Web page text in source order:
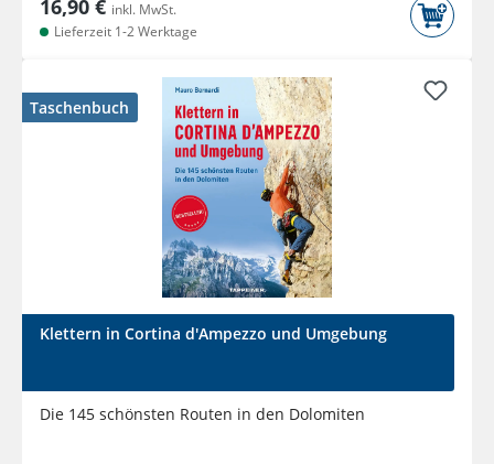
16,90 € inkl. MwSt.
Lieferzeit 1-2 Werktage
Taschenbuch
Klettern in Cortina d'Ampezzo und Umgebung
Die 145 schönsten Routen in den Dolomiten